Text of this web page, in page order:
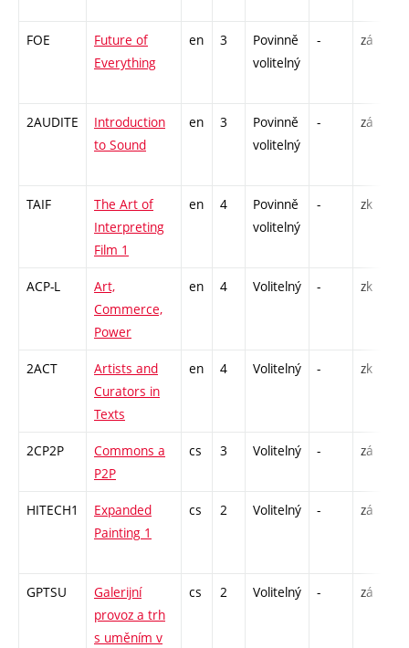
FOE
Future of
Everything
en 3
Povinně
volitelný
- zá
2AUDITE
Introduction
to Sound
en 3
Povinně
volitelný
- zá
TAIF
The Art of
Interpreting
Film 1
en 4
Povinně
volitelný
- zk
ACP-L
Art,
Commerce,
Power
en 4 Volitelný - zk
2ACT
Artists and
Curators in
Texts
en 4 Volitelný - zk
2CP2P
Commons a
P2P
cs 3 Volitelný - zá
HITECH1
Expanded
Painting 1
cs 2 Volitelný - zá
GPTSU
Galerijní
provoz a trh
s uměním v
cs 2 Volitelný - zá